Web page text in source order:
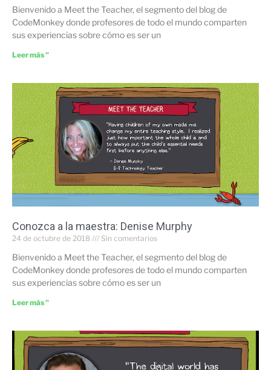
Bienvenido a Meet the Teacher, el segmento del blog de
CodeMonkey donde profesores de todo el mundo comparten
sus experiencias sobre cómo es ser un
Leer más "
Conozca a la maestra: Denise Murphy
24 de octubre de 2018 Sin comentarios
Bienvenido a Meet the Teacher, el segmento del blog de
CodeMonkey donde profesores de todo el mundo comparten
sus experiencias sobre cómo es ser un
Leer más "